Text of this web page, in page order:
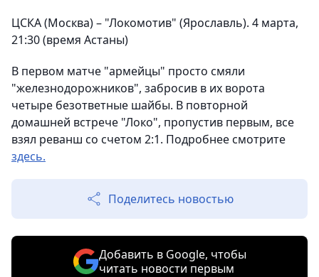
ЦСКА (Москва) – "Локомотив" (Ярославль). 4 марта,
21:30 (время Астаны)
В первом матче "армейцы" просто смяли
"железнодорожников", забросив в их ворота
четыре безответные шайбы. В повторной
домашней встрече "Локо", пропустив первым, все
взял реванш со счетом 2:1. Подробнее смотрите
здесь.
Поделитесь новостью
Добавить в Google, чтобы
читать новости первым